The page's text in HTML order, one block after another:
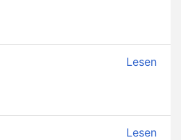
Lesen
Lesen